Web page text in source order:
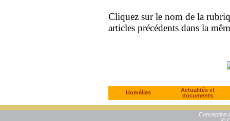
Cliquez sur le nom de la
articles précédents dans la
Homélies
Actualités et
documents
Conception